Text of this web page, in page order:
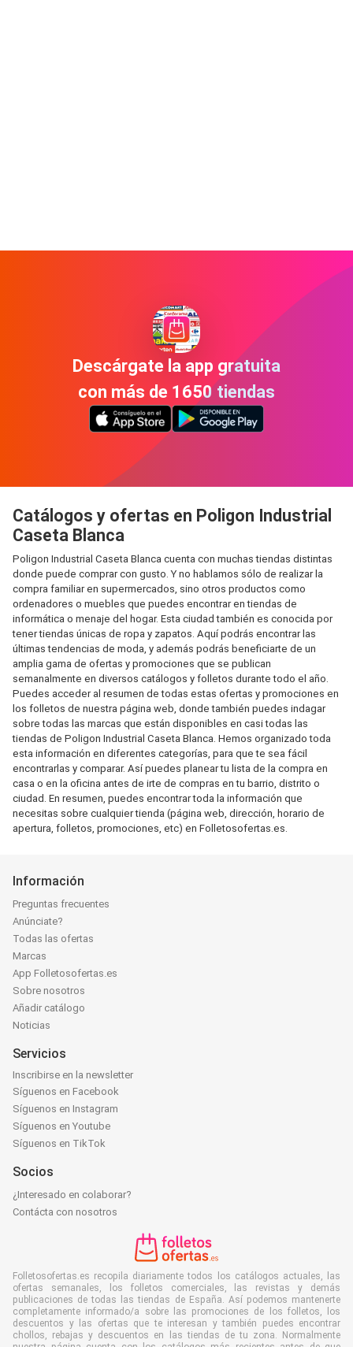
Descárgate la app gratuita
con más de 1650 tiendas
Catálogos y ofertas en Poligon Industrial
Caseta Blanca
Poligon Industrial Caseta Blanca cuenta con muchas tiendas distintas
donde puede comprar con gusto. Y no hablamos sólo de realizar la
compra familiar en supermercados, sino otros productos como
ordenadores o muebles que puedes encontrar en tiendas de
informática o menaje del hogar. Esta ciudad también es conocida por
tener tiendas únicas de ropa y zapatos. Aquí podrás encontrar las
últimas tendencias de moda, y además podrás beneficiarte de un
amplia gama de ofertas y promociones que se publican
semanalmente en diversos catálogos y folletos durante todo el año.
Puedes acceder al resumen de todas estas ofertas y promociones en
los folletos de nuestra página web, donde también puedes indagar
sobre todas las marcas que están disponibles en casi todas las
tiendas de Poligon Industrial Caseta Blanca. Hemos organizado toda
esta información en diferentes categorías, para que te sea fácil
encontrarlas y comparar. Así puedes planear tu lista de la compra en
casa o en la oficina antes de irte de compras en tu barrio, distrito o
ciudad. En resumen, puedes encontrar toda la información que
necesitas sobre cualquier tienda (página web, dirección, horario de
apertura, folletos, promociones, etc) en Folletosofertas.es.
Información
Preguntas frecuentes
Anúnciate?
Todas las ofertas
Marcas
App Folletosofertas.es
Sobre nosotros
Añadir catálogo
Noticias
Servicios
Inscribirse en la newsletter
Síguenos en Facebook
Síguenos en Instagram
Síguenos en Youtube
Síguenos en TikTok
Socios
¿Interesado en colaborar?
Contácta con nosotros
Folletosofertas.es recopila diariamente todos los catálogos actuales, las
ofertas semanales, los folletos comerciales, las revistas y demás
publicaciones de todas las tiendas de España. Así podemos mantenerte
completamente informado/a sobre las promociones de los folletos, los
descuentos y las ofertas que te interesan y también puedes encontrar
chollos, rebajas y descuentos en las tiendas de tu zona. Normalmente